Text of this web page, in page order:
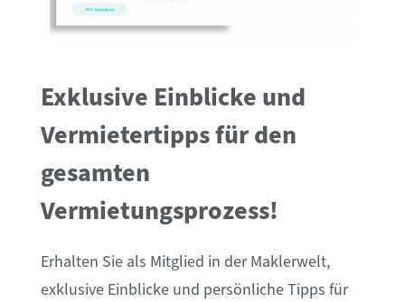
Exklusive Einblicke und
Vermietertipps für den
gesamten
Vermietungsprozess!
Erhalten Sie als Mitglied in der Maklerwelt,
exklusive Einblicke und persönliche Tipps für